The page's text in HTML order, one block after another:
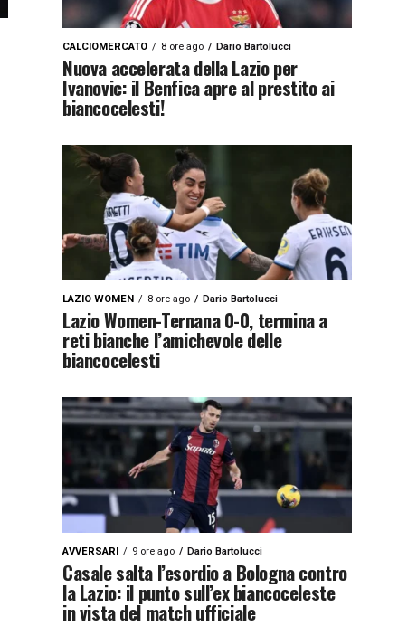
CALCIOMERCATO 8 ore ago Dario Bartolucci
Nuova accelerata della Lazio per
Ivanovic: il Benfica apre al prestito ai
biancocelesti!
LAZIO WOMEN 8 ore ago Dario Bartolucci
Lazio Women-Ternana 0-0, termina a
reti bianche l’amichevole delle
biancocelesti
AVVERSARI 9 ore ago Dario Bartolucci
Casale salta l’esordio a Bologna contro
la Lazio: il punto sull’ex biancoceleste
in vista del match ufficiale